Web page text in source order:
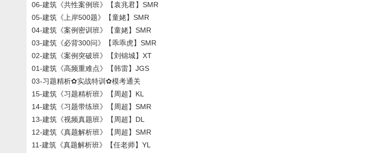
06-建筑《共性案例班》【袁兆君】SMR
05-建筑《上岸500题》【童姥】SMR
04-建筑《案例密训班》【童姥】SMR
03-建筑《必背300问》【乖乖虎】SMR
02-建筑《案例突破班》【刘锦城】XT
01-建筑《高频重难点》【韩雷】JGS
03-习题精析✿实战特训✿模考通关
15-建筑《习题精析班》【周超】KL
14-建筑《习题带练班》【周超】SMR
13-建筑《视频真题班》【周超】DL
12-建筑《真题解析班》【周超】SMR
11-建筑《真题解析班》【任老师】YL